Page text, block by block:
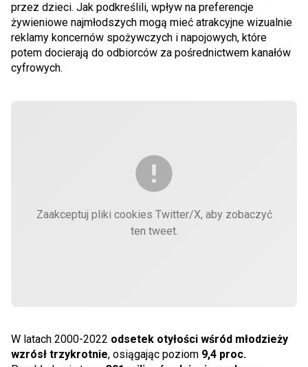
przez dzieci. Jak podkreślili, wpływ na preferencje
żywieniowe najmłodszych mogą mieć atrakcyjne wizualnie
reklamy koncernów spożywczych i napojowych, które
potem docierają do odbiorców za pośrednictwem kanałów
cyfrowych.
Zaakceptuj pliki cookies Twitter/X, aby zobaczyć
ten tweet.
W latach 2000-2022 odsetek otyłości wśród młodzieży
wzrósł trzykrotnie, osiągając poziom 9,4 proc.